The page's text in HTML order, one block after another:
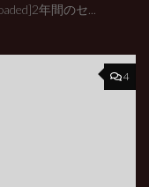
年間のセ...
4